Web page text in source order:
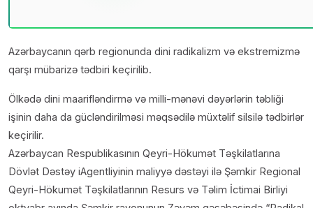
Azərbaycanın qərb regionunda dini radikalizm və ekstremizmə
qarşı mübarizə tədbiri keçirilib.
Ölkədə dini maarifləndirmə və milli-mənəvi dəyərlərin təbliği
işinin daha da gücləndirilməsi məqsədilə müxtəlif silsilə tədbirlər
keçirilir.
Azərbaycan Respublikasının Qeyri-Hökumət Təşkilatlarına
Dövlət Dəstəy iAgentliyinin maliyyə dəstəyi ilə Şəmkir Regional
Qeyri-Hökumət Təşkilatlarının Resurs və Təlim İctimai Birliyi